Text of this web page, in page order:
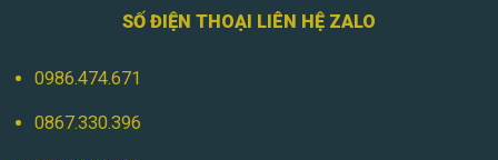
SỐ ĐIỆN THOẠI LIÊN HỆ ZALO
0986.474.671
0867.330.396